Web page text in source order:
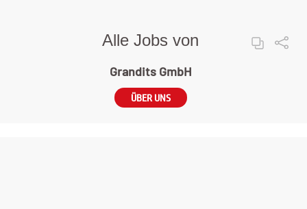
Alle Jobs von
Grandits GmbH
ÜBER UNS